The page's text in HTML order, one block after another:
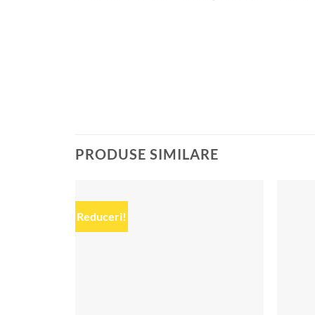
PRODUSE SIMILARE
Reduceri!